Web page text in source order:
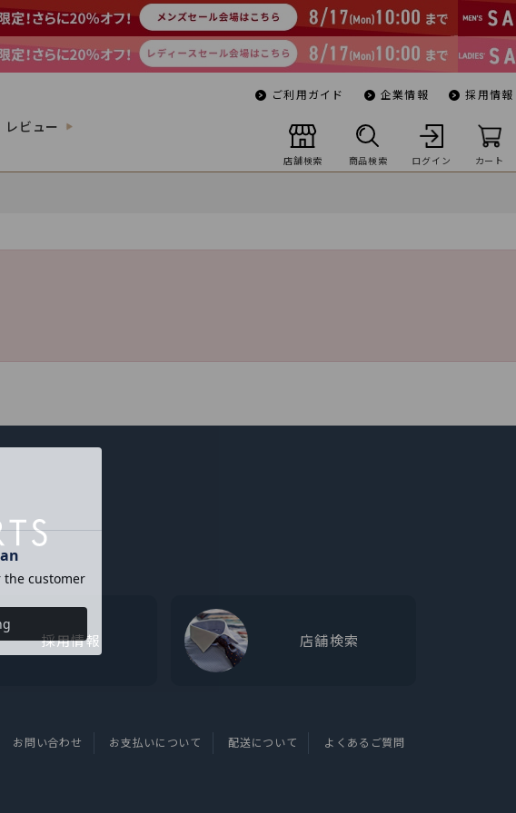
レビュー
ご利用ガイド 企業情報 採用情報
店舗検索 商品検索 ログイン カート
採用情報 店舗検索
お問い合わせ お支払いについて 配送について よくあるご質問